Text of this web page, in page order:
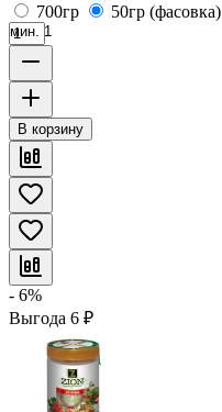
700гр
50гр (фасовка)
мин. 1
В корзину
- 6%
Выгода 6 ₽